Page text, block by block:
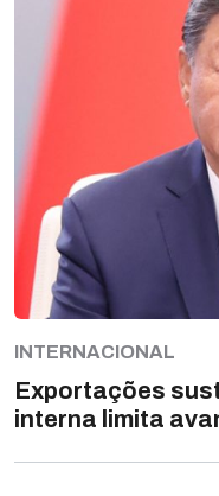
INTERNACIONAL
Exportações
interna limita